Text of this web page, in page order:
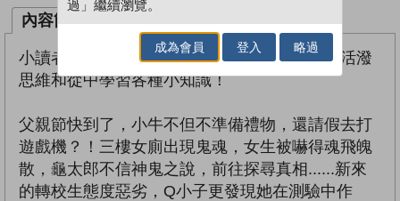
內容簡介 作者簡介
小讀者透過文字跟隨偵探們破解謎團，可激發活潑
思維和從中學習各種小知識！
父親節快到了，小牛不但不準備禮物，還請假去打
遊戲機？！三樓女廁出現鬼魂，女生被嚇得魂飛魄
散，龜太郎不信神鬼之說，前往探尋真相......新來
的轉校生態度惡劣，Q小子更發現她在測驗中作
過」繼續瀏覽。
成為會員 登入 略過